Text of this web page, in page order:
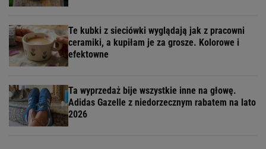
Te kubki z sieciówki wyglądają jak z pracowni
ceramiki, a kupiłam je za grosze. Kolorowe i
efektowne
Ta wyprzedaż bije wszystkie inne na głowę.
Adidas Gazelle z niedorzecznym rabatem na lato
2026